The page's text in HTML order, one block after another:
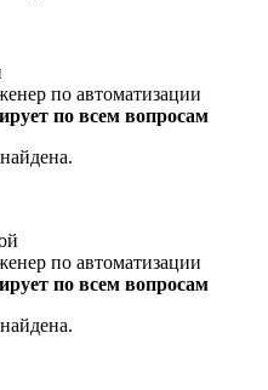
по автоматизации
по всем вопросам
по автоматизации
по всем вопросам